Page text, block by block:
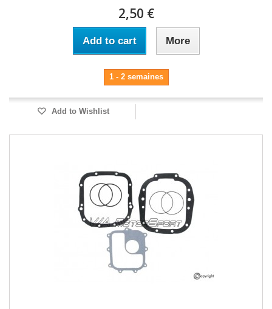
2,50 €
Add to cart More
1 - 2 semaines
Add to Wishlist